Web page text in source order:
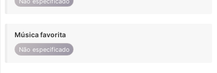
Música favorita
Não especificado